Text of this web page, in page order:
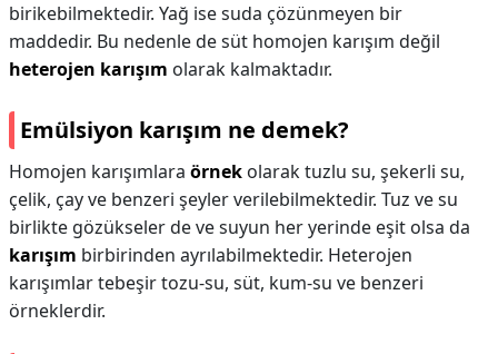
birikebilmektedir. Yağ ise suda çözünmeyen bir
maddedir. Bu nedenle de süt homojen karışım değil
heterojen karışım olarak kalmaktadır.
Emülsiyon karışım ne demek?
Homojen karışımlara örnek olarak tuzlu su, şekerli su,
çelik, çay ve benzeri şeyler verilebilmektedir. Tuz ve su
birlikte gözükseler de ve suyun her yerinde eşit olsa da
karışım birbirinden ayrılabilmektedir. Heterojen
karışımlar tebeşir tozu-su, süt, kum-su ve benzeri
örneklerdir.